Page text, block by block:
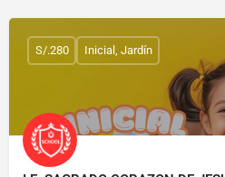
S/.280 Inicial, Jardín